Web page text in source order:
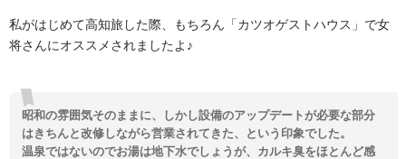
私がはじめて高知旅した際、もちろん「カツオゲストハウス」で女
将さんにオススメされましたよ♪
昭和の雰囲気そのままに、しかし設備のアップデートが必要な部分
はきちんと改修しながら営業されてきた、という印象でした。
温泉ではないのでお湯は地下水でしょうが、カルキ臭をほとんど感